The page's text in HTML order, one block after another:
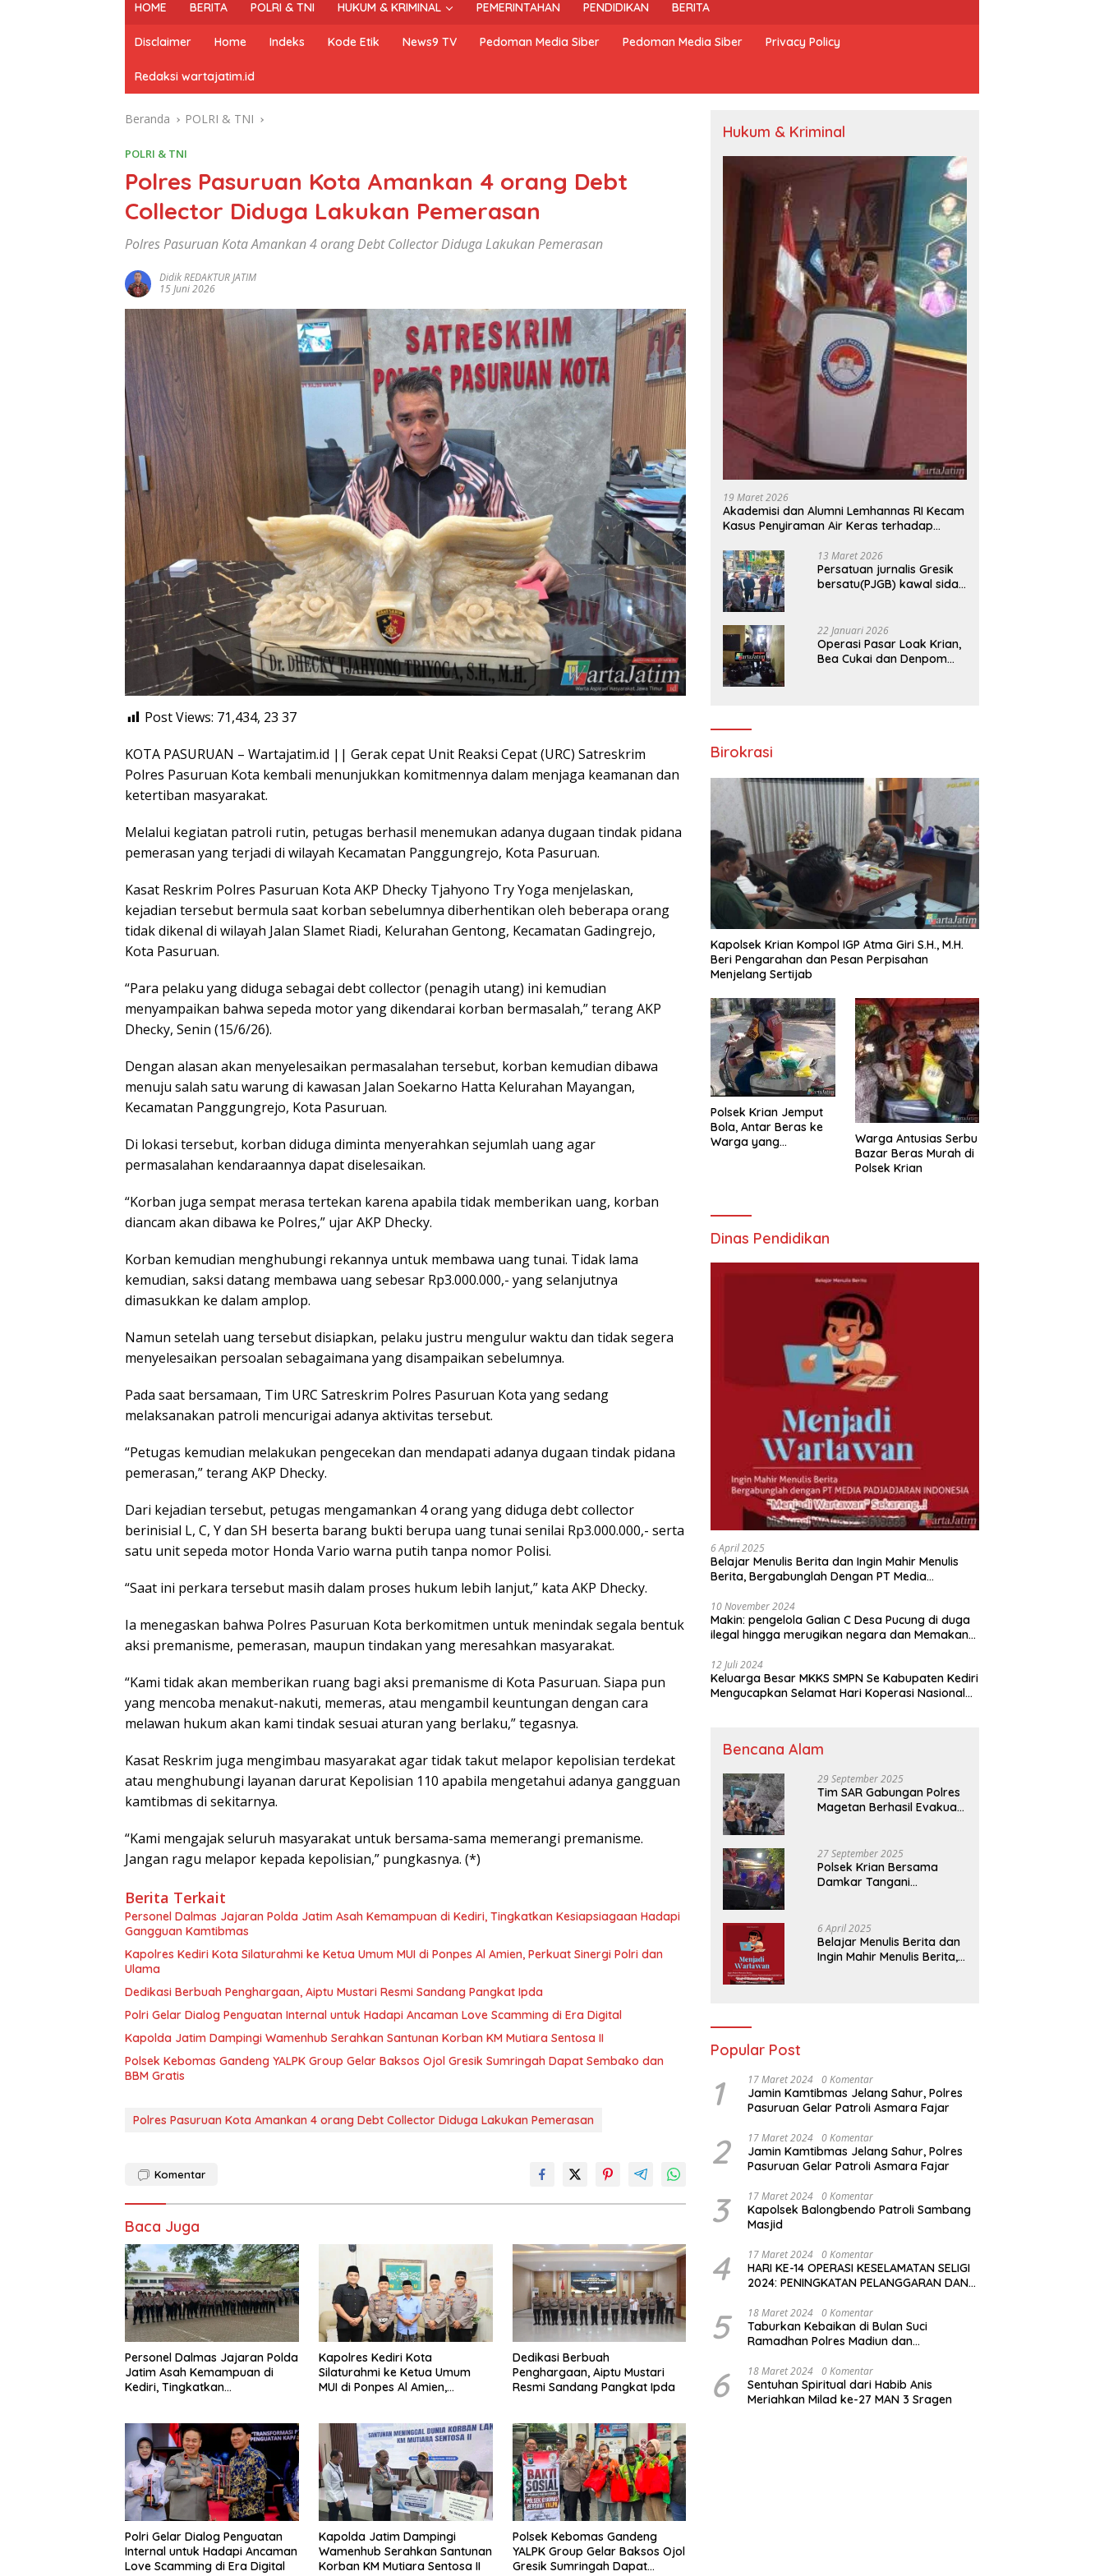
HOME BERITA POLRI & TNI HUKUM & KRIMINAL PEMERINTAHAN PENDIDIKAN BERITA
Disclaimer Home Indeks Kode Etik News9 TV Pedoman Media Siber Pedoman Media Siber Privacy Policy
Redaksi wartajatim.id
Beranda POLRI & TNI
POLRI & TNI
Polres Pasuruan Kota Amankan 4 orang Debt
Collector Diduga Lakukan Pemerasan
Polres Pasuruan Kota Amankan 4 orang Debt Collector Diduga Lakukan Pemerasan
Didik REDAKTUR JATIM
15 Juni 2026
Post Views: 71,434, 23 37
KOTA PASURUAN – Wartajatim.id || Gerak cepat Unit Reaksi Cepat (URC) Satreskrim
Polres Pasuruan Kota kembali menunjukkan komitmennya dalam menjaga keamanan dan
ketertiban masyarakat.
Melalui kegiatan patroli rutin, petugas berhasil menemukan adanya dugaan tindak pidana
pemerasan yang terjadi di wilayah Kecamatan Panggungrejo, Kota Pasuruan.
Kasat Reskrim Polres Pasuruan Kota AKP Dhecky Tjahyono Try Yoga menjelaskan,
kejadian tersebut bermula saat korban sebelumnya diberhentikan oleh beberapa orang
tidak dikenal di wilayah Jalan Slamet Riadi, Kelurahan Gentong, Kecamatan Gadingrejo,
Kota Pasuruan.
“Para pelaku yang diduga sebagai debt collector (penagih utang) ini kemudian
menyampaikan bahwa sepeda motor yang dikendarai korban bermasalah,” terang AKP
Dhecky, Senin (15/6/26).
Dengan alasan akan menyelesaikan permasalahan tersebut, korban kemudian dibawa
menuju salah satu warung di kawasan Jalan Soekarno Hatta Kelurahan Mayangan,
Kecamatan Panggungrejo, Kota Pasuruan.
Di lokasi tersebut, korban diduga diminta menyerahkan sejumlah uang agar
permasalahan kendaraannya dapat diselesaikan.
“Korban juga sempat merasa tertekan karena apabila tidak memberikan uang, korban
diancam akan dibawa ke Polres,” ujar AKP Dhecky.
Korban kemudian menghubungi rekannya untuk membawa uang tunai. Tidak lama
kemudian, saksi datang membawa uang sebesar Rp3.000.000,- yang selanjutnya
dimasukkan ke dalam amplop.
Namun setelah uang tersebut disiapkan, pelaku justru mengulur waktu dan tidak segera
menyelesaikan persoalan sebagaimana yang disampaikan sebelumnya.
Pada saat bersamaan, Tim URC Satreskrim Polres Pasuruan Kota yang sedang
melaksanakan patroli mencurigai adanya aktivitas tersebut.
“Petugas kemudian melakukan pengecekan dan mendapati adanya dugaan tindak pidana
pemerasan,” terang AKP Dhecky.
Dari kejadian tersebut, petugas mengamankan 4 orang yang diduga debt collector
berinisial L, C, Y dan SH beserta barang bukti berupa uang tunai senilai Rp3.000.000,- serta
satu unit sepeda motor Honda Vario warna putih tanpa nomor Polisi.
“Saat ini perkara tersebut masih dalam proses hukum lebih lanjut,” kata AKP Dhecky.
Ia menegaskan bahwa Polres Pasuruan Kota berkomitmen untuk menindak segala bentuk
aksi premanisme, pemerasan, maupun tindakan yang meresahkan masyarakat.
“Kami tidak akan memberikan ruang bagi aksi premanisme di Kota Pasuruan. Siapa pun
yang mencoba menakut-nakuti, memeras, atau mengambil keuntungan dengan cara
melawan hukum akan kami tindak sesuai aturan yang berlaku,” tegasnya.
Kasat Reskrim juga mengimbau masyarakat agar tidak takut melapor kepolisian terdekat
atau menghubungi layanan darurat Kepolisian 110 apabila mengetahui adanya gangguan
kamtibmas di sekitarnya.
“Kami mengajak seluruh masyarakat untuk bersama-sama memerangi premanisme.
Jangan ragu melapor kepada kepolisian,” pungkasnya. (*)
Berita Terkait
Personel Dalmas Jajaran Polda Jatim Asah Kemampuan di Kediri, Tingkatkan Kesiapsiagaan Hadapi
Gangguan Kamtibmas
Kapolres Kediri Kota Silaturahmi ke Ketua Umum MUI di Ponpes Al Amien, Perkuat Sinergi Polri dan
Ulama
Dedikasi Berbuah Penghargaan, Aiptu Mustari Resmi Sandang Pangkat Ipda
Polri Gelar Dialog Penguatan Internal untuk Hadapi Ancaman Love Scamming di Era Digital
Kapolda Jatim Dampingi Wamenhub Serahkan Santunan Korban KM Mutiara Sentosa II
Polsek Kebomas Gandeng YALPK Group Gelar Baksos Ojol Gresik Sumringah Dapat Sembako dan
BBM Gratis
Polres Pasuruan Kota Amankan 4 orang Debt Collector Diduga Lakukan Pemerasan
Komentar
Baca Juga
Personel Dalmas Jajaran Polda
Jatim Asah Kemampuan di
Kediri, Tingkatkan
Kapolres Kediri Kota
Silaturahmi ke Ketua Umum
MUI di Ponpes Al Amien,
Dedikasi Berbuah
Penghargaan, Aiptu Mustari
Resmi Sandang Pangkat Ipda
Polri Gelar Dialog Penguatan
Internal untuk Hadapi Ancaman
Love Scamming di Era Digital
Kapolda Jatim Dampingi
Wamenhub Serahkan Santunan
Korban KM Mutiara Sentosa II
Polsek Kebomas Gandeng
YALPK Group Gelar Baksos Ojol
Gresik Sumringah Dapat
Hukum & Kriminal
19 Maret 2026
Akademisi dan Alumni Lemhannas RI Kecam
Kasus Penyiraman Air Keras terhadap
13 Maret 2026
Persatuan jurnalis Gresik
bersatu(PJGB) kawal sidak
atas nama Molyo Cipto
amin
22 Januari 2026
Operasi Pasar Loak Krian,
Bea Cukai dan Denpom
Birokrasi
Kapolsek Krian Kompol IGP Atma Giri S.H., M.H.
Beri Pengarahan dan Pesan Perpisahan
Menjelang Sertijab
Polsek Krian Jemput
Bola, Antar Beras ke
Warga yang
Warga Antusias Serbu
Bazar Beras Murah di
Polsek Krian
Dinas Pendidikan
6 April 2025
Belajar Menulis Berita dan Ingin Mahir Menulis
Berita, Bergabunglah Dengan PT Media
10 November 2024
Makin: pengelola Galian C Desa Pucung di duga
ilegal hingga merugikan negara dan Memakan
12 Juli 2024
Keluarga Besar MKKS SMPN Se Kabupaten Kediri
Mengucapkan Selamat Hari Koperasi Nasional
Bencana Alam
29 September 2025
Tim SAR Gabungan Polres
Magetan Berhasil Evakuasi
27 September 2025
Polsek Krian Bersama
Damkar Tangani
Cluster Lotus
6 April 2025
Belajar Menulis Berita dan
Ingin Mahir Menulis Berita,
Popular Post
1 17 Maret 2024 0 Komentar
Jamin Kamtibmas Jelang Sahur, Polres
Pasuruan Gelar Patroli Asmara Fajar
2 17 Maret 2024 0 Komentar
Jamin Kamtibmas Jelang Sahur, Polres
Pasuruan Gelar Patroli Asmara Fajar
3 17 Maret 2024 0 Komentar
Kapolsek Balongbendo Patroli Sambang
Masjid
4 17 Maret 2024 0 Komentar
HARI KE-14 OPERASI KESELAMATAN SELIGI
2024: PENINGKATAN PELANGGARAN DAN
5 18 Maret 2024 0 Komentar
Taburkan Kebaikan di Bulan Suci
Ramadhan Polres Madiun dan
6 18 Maret 2024 0 Komentar
Sentuhan Spiritual dari Habib Anis
Meriahkan Milad ke-27 MAN 3 Sragen